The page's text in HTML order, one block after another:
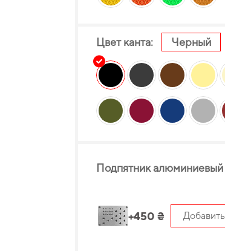
Цвет канта: Черный
Подпятник алюминиевый
+450 ₴ Добавить